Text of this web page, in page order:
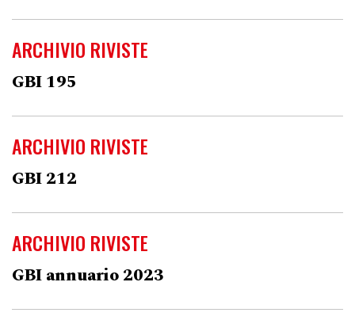
ARCHIVIO RIVISTE
GBI 195
ARCHIVIO RIVISTE
GBI 212
ARCHIVIO RIVISTE
GBI annuario 2023